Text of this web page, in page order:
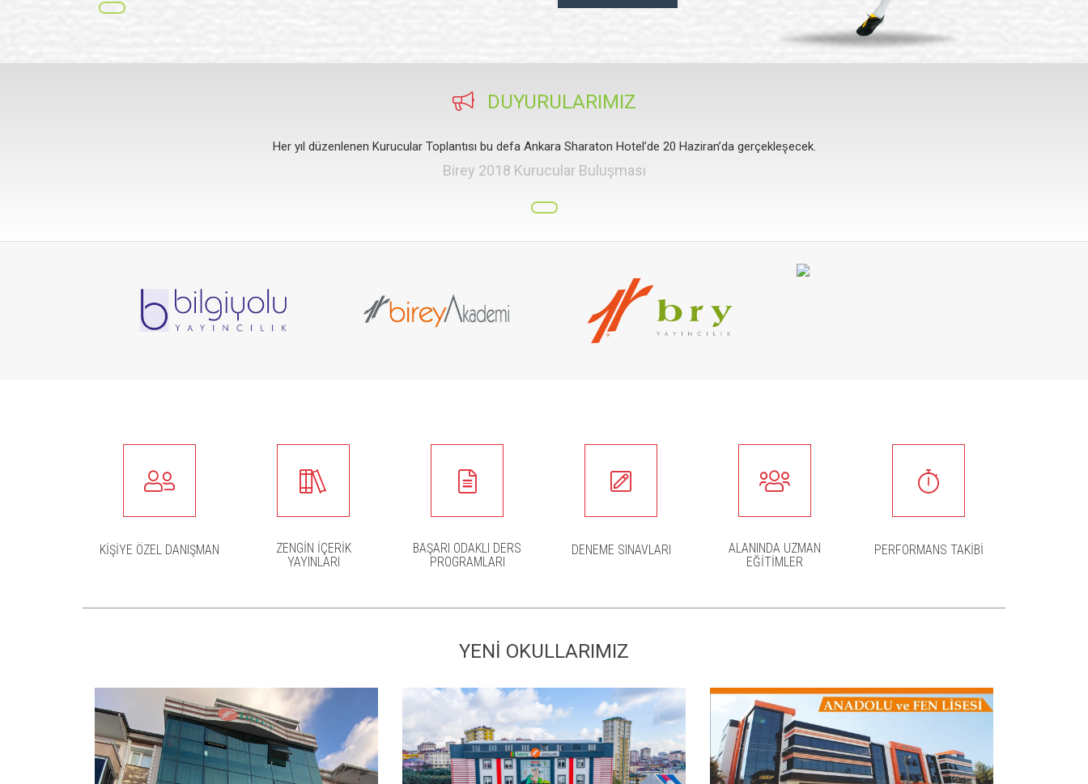
DUYURULARIMIZ
Her yıl düzenlenen Kurucular Toplantısı bu defa Ankara Sharaton Hotel’de 20 Haziran’da gerçekleşecek.
Birey 2018 Kurucular Buluşması
Her yıl düzenlenen Kurucular Toplantısı bu defa Ankara Sharaton Hotel’de 20 Haziran’da gerçekleşecek.
Birey 2018 Kurucular Buluşması
Her yıl düzenlenen Kurucular Toplantısı bu defa Ankara Sharaton Hotel’de 20 Haziran’da gerçekleşecek.
KİŞİYE ÖZEL DANIŞMAN
ZENGİN İÇERİK
YAYINLARI
BAŞARI ODAKLI DERS
PROGRAMLARI
DENEME SINAVLARI
ALANINDA UZMAN
EĞİTİMLER
PERFORMANS TAKİBİ
YENİ OKULLARIMIZ